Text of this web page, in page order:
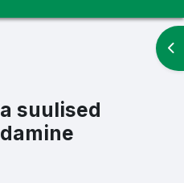
suulised